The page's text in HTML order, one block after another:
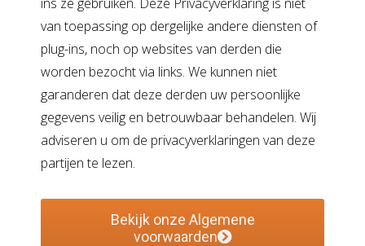
van toepassing op dergelijke andere diensten of
plug-ins, noch op websites van derden die
worden bezocht via links. We kunnen niet
garanderen dat deze derden uw persoonlijke
gegevens veilig en betrouwbaar behandelen. Wij
adviseren u om de privacyverklaringen van deze
partijen te lezen.
Bekijk onze Algemene
voorwaarden